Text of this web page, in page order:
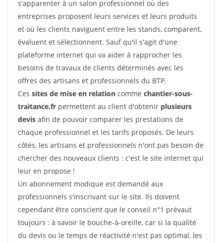
s'apparenter à un salon professionnel où des
entreprises proposent leurs services et leurs produits
et où les clients naviguent entre les stands, comparent,
évaluent et sélectionnent. Sauf qu'il s'agit d'une
plateforme internet qui va aider à rapprocher les
besoins de travaux de clients déterminés avec les
offres des artisans et professionnels du BTP.
Ces sites de mise en relation comme chantier-sous-
traitance.fr permettent au client d'obtenir plusieurs
devis afin de pouvoir comparer les prestations de
chaque professionnel et les tarifs proposés. De leurs
côtés, les artisans et professionnels n'ont pas besoin de
chercher des nouveaux clients : c'est le site internet qui
leur en propose !
Un abonnement modique est demandé aux
professionnels s'inscrivant sur le site. Ils doivent
cependant être conscient que le conseil n°1 prévaut
toujours : à savoir le bouche-à-oreille, car si la qualité
du devis ou le temps de réactivité n'est pas optimal, les